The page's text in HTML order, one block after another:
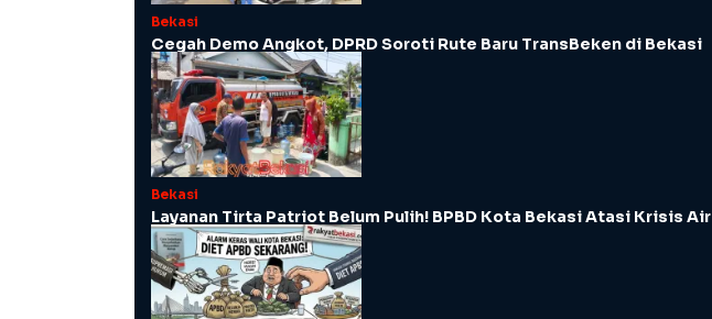
Bekasi
Cegah Demo Angkot, DPRD Soroti Rute Baru TransBeken di Bekasi
Bekasi
Layanan Tirta Patriot Belum Pulih! BPBD Kota Bekasi Atasi Krisis Air